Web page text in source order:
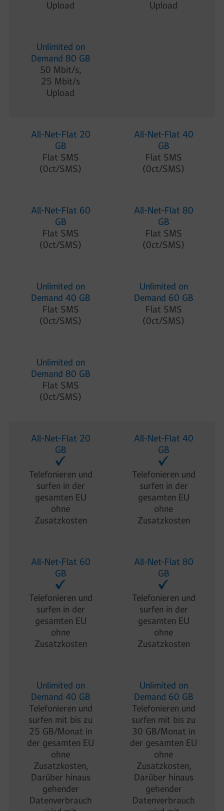
Upload
Upload
Unlimited on
Demand 80 GB
50 Mbit/s,
25 Mbit/s
Upload
All-Net-Flat 20
GB
Flat SMS
(0ct/SMS)
All-Net-Flat 40
GB
Flat SMS
(0ct/SMS)
All-Net-Flat 60
GB
Flat SMS
(0ct/SMS)
All-Net-Flat 80
GB
Flat SMS
(0ct/SMS)
Unlimited on
Demand 40 GB
Flat SMS
(0ct/SMS)
Unlimited on
Demand 60 GB
Flat SMS
(0ct/SMS)
Unlimited on
Demand 80 GB
Flat SMS
(0ct/SMS)
All-Net-Flat 20
GB
Telefonieren und
surfen in der
gesamten EU
ohne
Zusatzkosten
All-Net-Flat 40
GB
Telefonieren und
surfen in der
gesamten EU
ohne
Zusatzkosten
All-Net-Flat 60
GB
Telefonieren und
surfen in der
gesamten EU
ohne
Zusatzkosten
All-Net-Flat 80
GB
Telefonieren und
surfen in der
gesamten EU
ohne
Zusatzkosten
Unlimited on
Demand 40 GB
Telefonieren und
surfen mit bis zu
25 GB/Monat in
der gesamten EU
ohne
Zusatzkosten,
Darüber hinaus
gehender
Datenverbrauch
Unlimited on
Demand 60 GB
Telefonieren und
surfen mit bis zu
30 GB/Monat in
der gesamten EU
ohne
Zusatzkosten,
Darüber hinaus
gehender
Datenverbrauch